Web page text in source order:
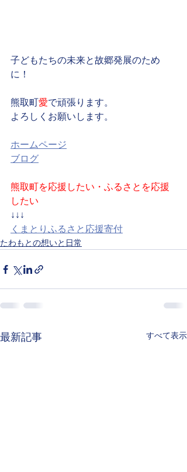
子どもたちの未来と故郷発展のため
に！
熊取町愛で頑張ります。
よろしくお願いします。
ホームページ
ブログ
熊取町を応援したい・ふるさとを応援
したい
↓↓↓
くまとりふるさと応援寄付
たわもとの想いと日常
最新記事 すべて表示